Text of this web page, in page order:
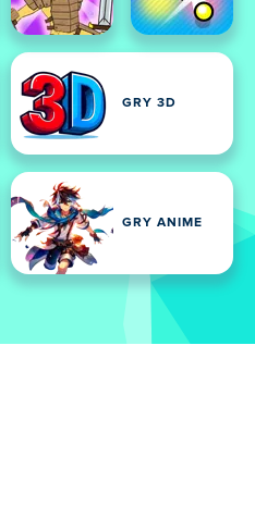
GRY 3D
GRY ANIME